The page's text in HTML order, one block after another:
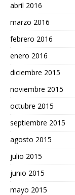
abril 2016
marzo 2016
febrero 2016
enero 2016
diciembre 2015
noviembre 2015
octubre 2015
septiembre 2015
agosto 2015
julio 2015
junio 2015
mayo 2015